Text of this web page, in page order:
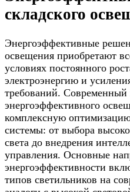
складского
Энергоэффективные
освещения приобретают
условиях постоянного
электроэнергию и
требований. Современный
энергоэффективного
комплексную
системы: от выбора
света до внедрения
управления. Основные
энергоэффективности
типов светильников на